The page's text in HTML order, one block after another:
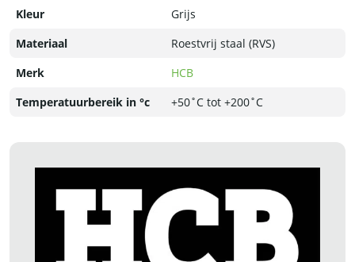
Kleur
Grijs
Materiaal
Roestvrij staal (RVS)
Merk
HCB
Temperatuurbereik in °c
+50˚C tot +200˚C